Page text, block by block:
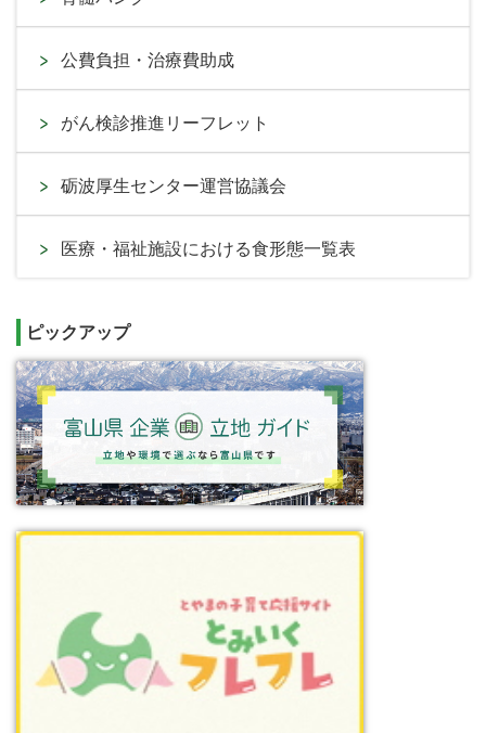
公費負担・治療費助成
がん検診推進リーフレット
砺波厚生センター運営協議会
医療・福祉施設における食形態一覧表
ピックアップ